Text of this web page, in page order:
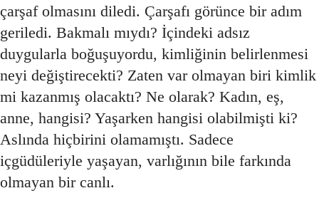
çarşaf olmasını diledi. Çarşafı görünce bir adım
geriledi. Bakmalı mıydı? İçindeki adsız
duygularla boğuşuyordu, kimliğinin belirlenmesi
neyi değiştirecekti? Zaten var olmayan biri kimlik
mi kazanmış olacaktı? Ne olarak? Kadın, eş,
anne, hangisi? Yaşarken hangisi olabilmişti ki?
Aslında hiçbirini olamamıştı. Sadece
içgüdüleriyle yaşayan, varlığının bile farkında
olmayan bir canlı.